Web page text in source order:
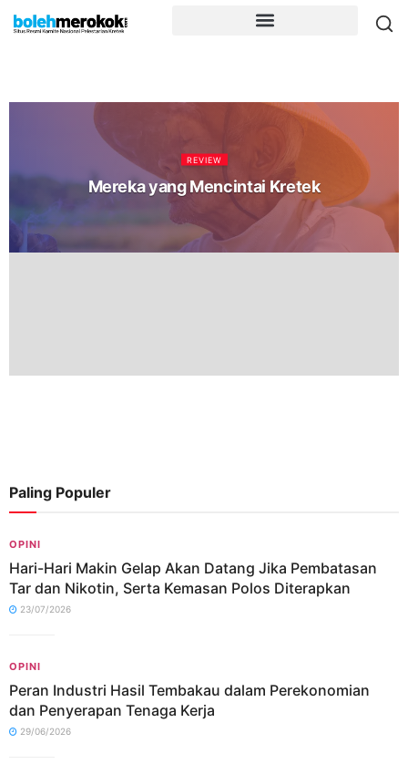
REVIEW
Mereka yang Mencintai Kretek
Paling Populer
OPINI
Hari-Hari Makin Gelap Akan Datang Jika Pembatasan
Tar dan Nikotin, Serta Kemasan Polos Diterapkan
23/07/2026
OPINI
Peran Industri Hasil Tembakau dalam Perekonomian
dan Penyerapan Tenaga Kerja
29/06/2026